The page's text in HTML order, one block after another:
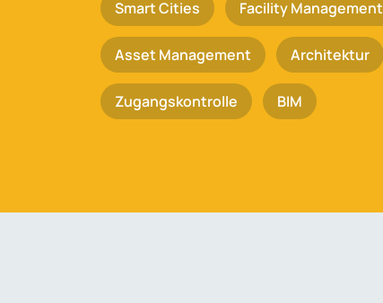
Smart Cities Facility Management
Asset Management Architektur
Zugangskontrolle BIM